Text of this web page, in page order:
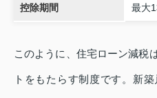
控除期間 最大
このように、住宅ローン減税
トをもたらす制度です。新